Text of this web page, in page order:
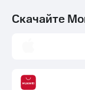
Скачайте